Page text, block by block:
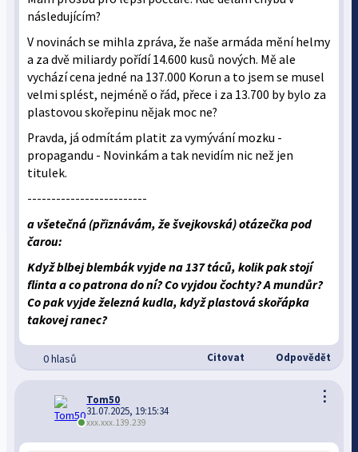
následujícím?
V novinách se mihla zpráva, že naše armáda mění helmy
a za dvě miliardy pořídí 14.600 kusů nových. Mě ale
vychází cena jedné na 137.000 Korun a to jsem se musel
velmi splést, nejméně o řád, přece i za 13.700 by bylo za
plastovou skořepinu nějak moc ne?
Pravda, já odmítám platit za vymývání mozku -
propagandu - Novinkám a tak nevidím nic než jen
titulek.
-------------------------
a všetečná (přiznávám, že švejkovská) otázečka pod
čarou:
Když blbej blembák vyjde na 137 táců, kolik pak stojí
flinta a co patrona do ní? Co vyjdou čochty? A mundůr?
Co pak vyjde železná kudla, když plastová skořápka
takovej ranec?
0 hlasů Citovat Odpovědět
⋮
Tom50
31.07.2025, 19:15:34
xxx.xxx.139.239